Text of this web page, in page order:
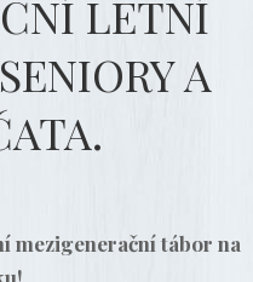
LETNÍ
A
mezigenerační tábor na